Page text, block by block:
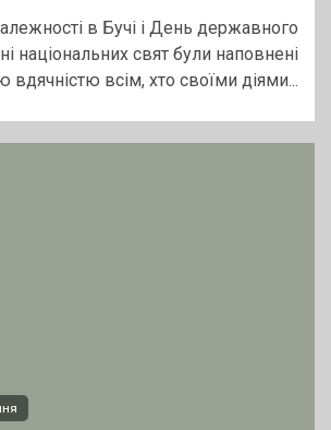
в Бучі і День державного
національних свят були наповнені
всім, хто своїми діями...